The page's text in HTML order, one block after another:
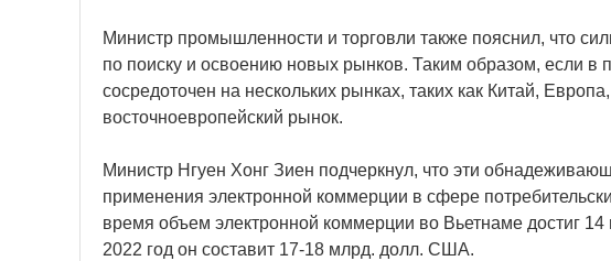
Министр промышленности и торговли также пояснил, что
по поиску и освоению новых рынков. Таким образом, если в
сосредоточен на нескольких рынках, таких как Китай,
восточноевропейский рынок.
Министр Нгуен Хонг Зиен подчеркнул, что эти
применения электронной коммерции в сфере
время объем электронной коммерции во Вьетнаме достиг
2022 год он составит 17-18 млрд. долл. США.